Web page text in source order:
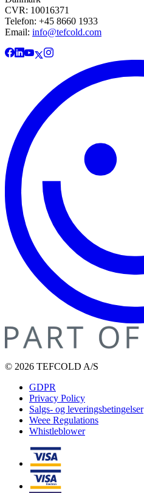
CVR: 10016371
Telefon: +45 8660 1933
Email: info@tefcold.com
© 2026 TEFCOLD A/S
GDPR
Privacy Policy
Salgs- og leveringsbetingelser
Weee Regulations
Whistleblower